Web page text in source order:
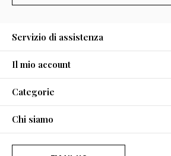
Servizio di assistenza
Il mio account
Categorie
Chi siamo